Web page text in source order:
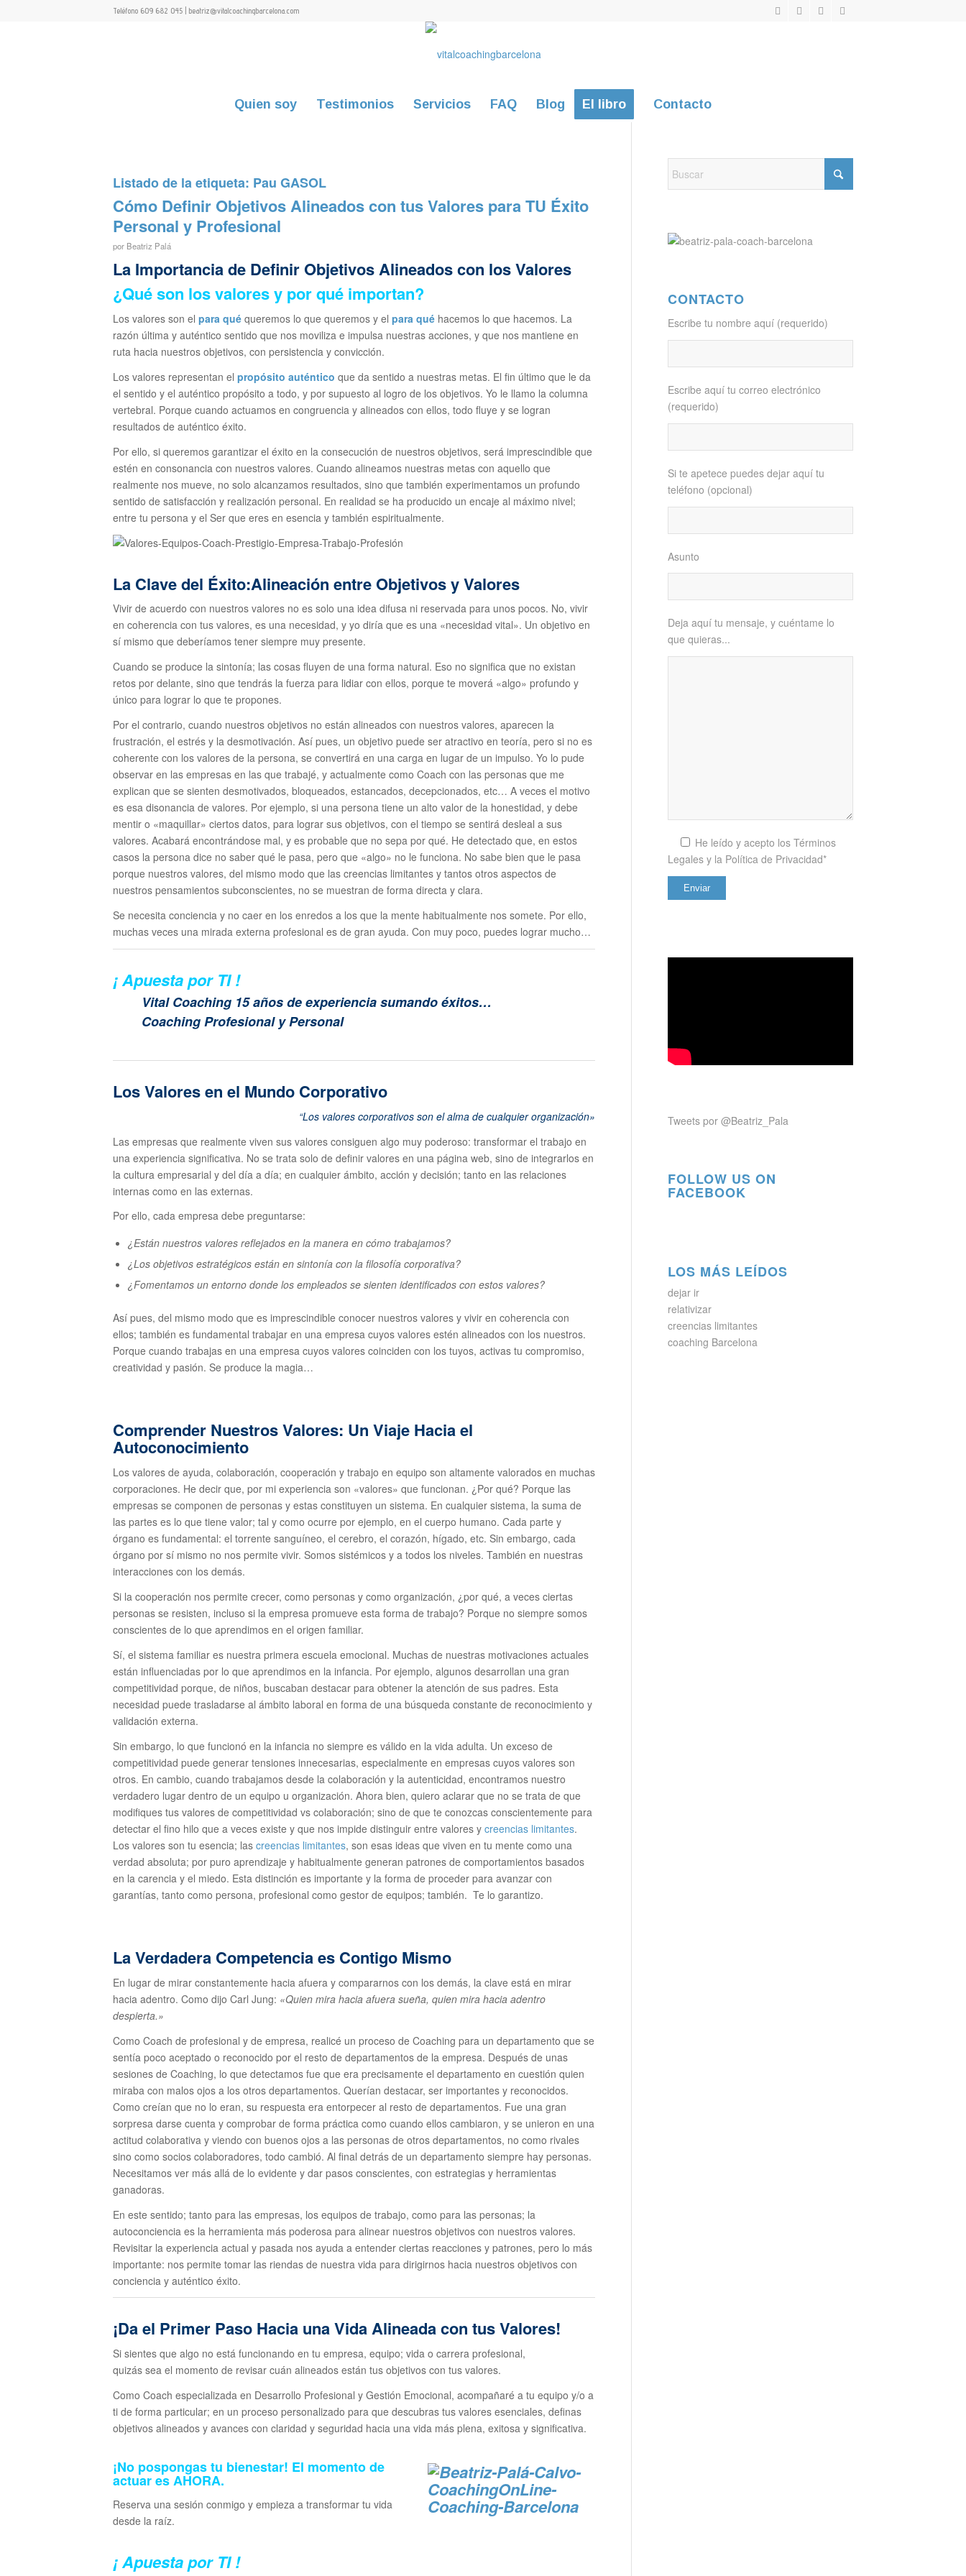
Teléfono 609 682 045 | beatriz@vitalcoachingbarcelona.com
Quien soy Testimonios Servicios FAQ Blog El libro Contacto
Listado de la etiqueta: Pau GASOL
Cómo Definir Objetivos Alineados con tus Valores para TU Éxito
Personal y Profesional
por Beatriz Palá
La Importancia de Definir Objetivos Alineados con los Valores
¿Qué son los valores y por qué importan?
Los valores son el para qué queremos lo que queremos y el para qué hacemos lo que hacemos. La
razón última y auténtico sentido que nos moviliza e impulsa nuestras acciones, y que nos mantiene en
ruta hacia nuestros objetivos, con persistencia y convicción.
Los valores representan el propósito auténtico que da sentido a nuestras metas. El fin último que le da
el sentido y el auténtico propósito a todo, y por supuesto al logro de los objetivos. Yo le llamo la columna
vertebral. Porque cuando actuamos en congruencia y alineados con ellos, todo fluye y se logran
resultados de auténtico éxito.
Por ello, si queremos garantizar el éxito en la consecución de nuestros objetivos, será imprescindible que
estén en consonancia con nuestros valores. Cuando alineamos nuestras metas con aquello que
realmente nos mueve, no solo alcanzamos resultados, sino que también experimentamos un profundo
sentido de satisfacción y realización personal. En realidad se ha producido un encaje al máximo nivel;
entre tu persona y el Ser que eres en esencia y también espiritualmente.
La Clave del Éxito:Alineación entre Objetivos y Valores
Vivir de acuerdo con nuestros valores no es solo una idea difusa ni reservada para unos pocos. No, vivir
en coherencia con tus valores, es una necesidad, y yo diría que es una «necesidad vital». Un objetivo en
sí mismo que deberíamos tener siempre muy presente.
Cuando se produce la sintonía; las cosas fluyen de una forma natural. Eso no significa que no existan
retos por delante, sino que tendrás la fuerza para lidiar con ellos, porque te moverá «algo» profundo y
único para lograr lo que te propones.
Por el contrario, cuando nuestros objetivos no están alineados con nuestros valores, aparecen la
frustración, el estrés y la desmotivación. Así pues, un objetivo puede ser atractivo en teoría, pero si no es
coherente con los valores de la persona, se convertirá en una carga en lugar de un impulso. Yo lo pude
observar en las empresas en las que trabajé, y actualmente como Coach con las personas que me
explican que se sienten desmotivados, bloqueados, estancados, decepcionados, etc… A veces el motivo
es esa disonancia de valores. Por ejemplo, si una persona tiene un alto valor de la honestidad, y debe
mentir o «maquillar» ciertos datos, para lograr sus objetivos, con el tiempo se sentirá desleal a sus
valores. Acabará encontrándose mal, y es probable que no sepa por qué. He detectado que, en estos
casos la persona dice no saber qué le pasa, pero que «algo» no le funciona. No sabe bien que le pasa
porque nuestros valores, del mismo modo que las creencias limitantes y tantos otros aspectos de
nuestros pensamientos subconscientes, no se muestran de forma directa y clara.
Se necesita conciencia y no caer en los enredos a los que la mente habitualmente nos somete. Por ello,
muchas veces una mirada externa profesional es de gran ayuda. Con muy poco, puedes lograr mucho…
¡ Apuesta por TI !
Vital Coaching 15 años de experiencia sumando éxitos…
Coaching Profesional y Personal
Los Valores en el Mundo Corporativo
“Los valores corporativos son el alma de cualquier organización»
Las empresas que realmente viven sus valores consiguen algo muy poderoso: transformar el trabajo en
una experiencia significativa. No se trata solo de definir valores en una página web, sino de integrarlos en
la cultura empresarial y del día a día; en cualquier ámbito, acción y decisión; tanto en las relaciones
internas como en las externas.
Por ello, cada empresa debe preguntarse:
¿Están nuestros valores reflejados en la manera en cómo trabajamos?
¿Los objetivos estratégicos están en sintonía con la filosofía corporativa?
¿Fomentamos un entorno donde los empleados se sienten identificados con estos valores?
Así pues, del mismo modo que es imprescindible conocer nuestros valores y vivir en coherencia con
ellos; también es fundamental trabajar en una empresa cuyos valores estén alineados con los nuestros.
Porque cuando trabajas en una empresa cuyos valores coinciden con los tuyos, activas tu compromiso,
creatividad y pasión. Se produce la magia…
Comprender Nuestros Valores: Un Viaje Hacia el
Autoconocimiento
Los valores de ayuda, colaboración, cooperación y trabajo en equipo son altamente valorados en muchas
corporaciones. He decir que, por mi experiencia son «valores» que funcionan. ¿Por qué? Porque las
empresas se componen de personas y estas constituyen un sistema. En cualquier sistema, la suma de
las partes es lo que tiene valor; tal y como ocurre por ejemplo, en el cuerpo humano. Cada parte y
órgano es fundamental: el torrente sanguíneo, el cerebro, el corazón, hígado, etc. Sin embargo, cada
órgano por sí mismo no nos permite vivir. Somos sistémicos y a todos los niveles. También en nuestras
interacciones con los demás.
Si la cooperación nos permite crecer, como personas y como organización, ¿por qué, a veces ciertas
personas se resisten, incluso si la empresa promueve esta forma de trabajo? Porque no siempre somos
conscientes de lo que aprendimos en el origen familiar.
Sí, el sistema familiar es nuestra primera escuela emocional. Muchas de nuestras motivaciones actuales
están influenciadas por lo que aprendimos en la infancia. Por ejemplo, algunos desarrollan una gran
competitividad porque, de niños, buscaban destacar para obtener la atención de sus padres. Esta
necesidad puede trasladarse al ámbito laboral en forma de una búsqueda constante de reconocimiento y
validación externa.
Sin embargo, lo que funcionó en la infancia no siempre es válido en la vida adulta. Un exceso de
competitividad puede generar tensiones innecesarias, especialmente en empresas cuyos valores son
otros. En cambio, cuando trabajamos desde la colaboración y la autenticidad, encontramos nuestro
verdadero lugar dentro de un equipo u organización. Ahora bien, quiero aclarar que no se trata de que
modifiques tus valores de competitividad vs colaboración; sino de que te conozcas conscientemente para
detectar el fino hilo que a veces existe y que nos impide distinguir entre valores y creencias limitantes.
Los valores son tu esencia; las creencias limitantes, son esas ideas que viven en tu mente como una
verdad absoluta; por puro aprendizaje y habitualmente generan patrones de comportamientos basados
en la carencia y el miedo. Esta distinción es importante y la forma de proceder para avanzar con
garantías, tanto como persona, profesional como gestor de equipos; también. Te lo garantizo.
La Verdadera Competencia es Contigo Mismo
En lugar de mirar constantemente hacia afuera y compararnos con los demás, la clave está en mirar
hacia adentro. Como dijo Carl Jung: «Quien mira hacia afuera sueña, quien mira hacia adentro
despierta.»
Como Coach de profesional y de empresa, realicé un proceso de Coaching para un departamento que se
sentía poco aceptado o reconocido por el resto de departamentos de la empresa. Después de unas
sesiones de Coaching, lo que detectamos fue que era precisamente el departamento en cuestión quien
miraba con malos ojos a los otros departamentos. Querían destacar, ser importantes y reconocidos.
Como creían que no lo eran, su respuesta era entorpecer al resto de departamentos. Fue una gran
sorpresa darse cuenta y comprobar de forma práctica como cuando ellos cambiaron, y se unieron en una
actitud colaborativa y viendo con buenos ojos a las personas de otros departamentos, no como rivales
sino como socios colaboradores, todo cambió. Al final detrás de un departamento siempre hay personas.
Necesitamos ver más allá de lo evidente y dar pasos conscientes, con estrategias y herramientas
ganadoras.
En este sentido; tanto para las empresas, los equipos de trabajo, como para las personas; la
autoconciencia es la herramienta más poderosa para alinear nuestros objetivos con nuestros valores.
Revisitar la experiencia actual y pasada nos ayuda a entender ciertas reacciones y patrones, pero lo más
importante: nos permite tomar las riendas de nuestra vida para dirigirnos hacia nuestros objetivos con
conciencia y auténtico éxito.
¡Da el Primer Paso Hacia una Vida Alineada con tus Valores!
Si sientes que algo no está funcionando en tu empresa, equipo; vida o carrera profesional,
quizás sea el momento de revisar cuán alineados están tus objetivos con tus valores.
Como Coach especializada en Desarrollo Profesional y Gestión Emocional, acompañaré a tu equipo y/o a
ti de forma particular; en un proceso personalizado para que descubras tus valores esenciales, definas
objetivos alineados y avances con claridad y seguridad hacia una vida más plena, exitosa y significativa.
¡No pospongas tu bienestar! El momento de
actuar esAHORA.
Reserva una sesión conmigo y empieza a transformar tu vida
desde la raíz.
¡ Apuesta por TI !
CONTACTO
Escribe tu nombre aquí (requerido)
Escribe aquí tu correo electrónico
(requerido)
Si te apetece puedes dejar aquí tu
teléfono (opcional)
Asunto
Deja aquí tu mensaje, y cuéntame lo
que quieras...
He leído y acepto los Términos
Legales y la Política de Privacidad*
Tweets por @Beatriz_Pala
FOLLOW US ON
FACEBOOK
LOS MÁS LEÍDOS
dejar ir
relativizar
creencias limitantes
coaching Barcelona